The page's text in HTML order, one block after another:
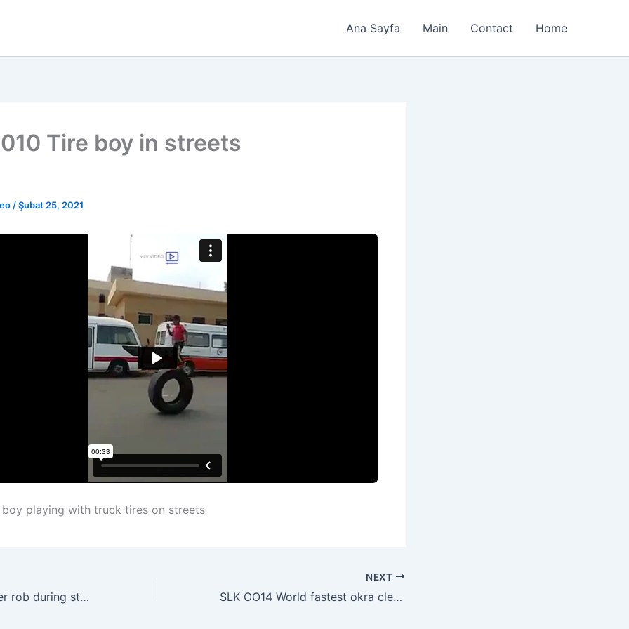
Ana Sayfa Main Contact Home
Tire boy in streets
/Şubat 25, 2021
boy playing with truck tires on streets
CRI 0010 Reporter rob during stand up
NEXT
SLK OO14 World fastest okra cleaner